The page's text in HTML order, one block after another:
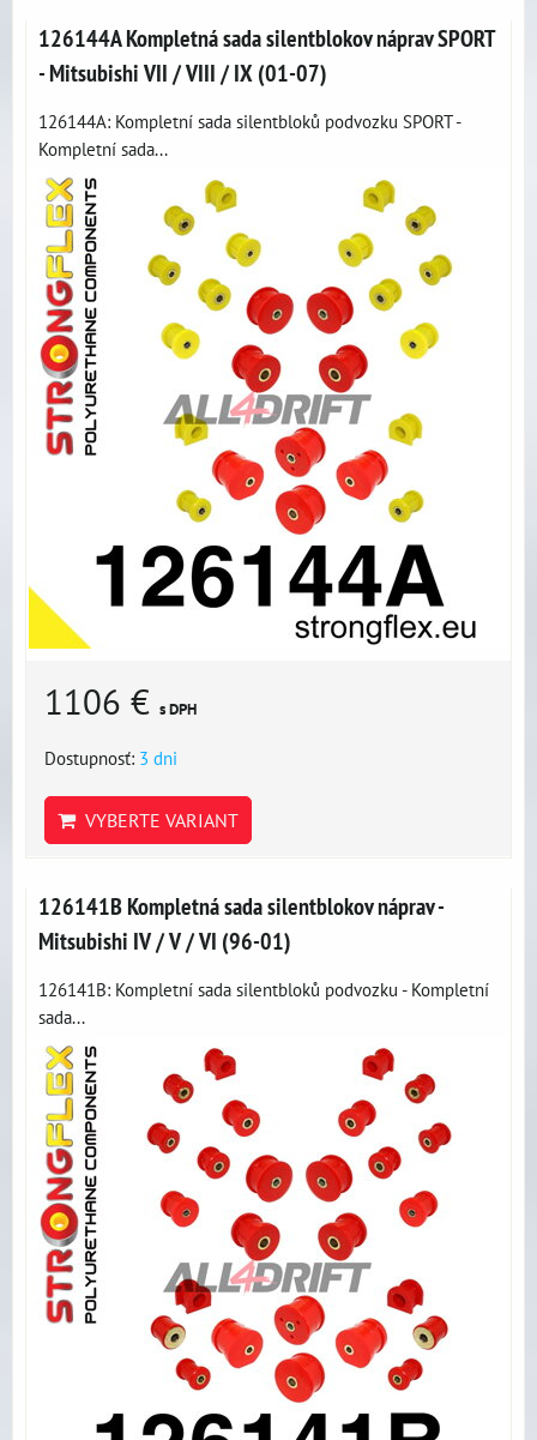
126144A Kompletná sada silentblokov náprav SPORT
- Mitsubishi VII / VIII / IX (01-07)
126144A: Kompletní sada silentbloků podvozku SPORT -
Kompletní sada...
1106 € s DPH
Dostupnosť: 3 dni
VYBERTE VARIANT
126141B Kompletná sada silentblokov náprav -
Mitsubishi IV / V / VI (96-01)
126141B: Kompletní sada silentbloků podvozku - Kompletní
sada...